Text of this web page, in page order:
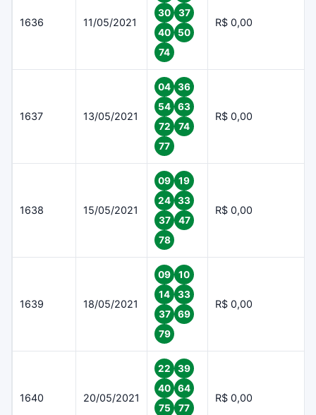
1636 11/05/2021
30
37
40
50
74
R$ 0,00
1637 13/05/2021
04
36
54
63
72
74
77
R$ 0,00
1638 15/05/2021
09
19
24
33
37
47
78
R$ 0,00
1639 18/05/2021
09
10
14
33
37
69
79
R$ 0,00
1640 20/05/2021
22
39
40
64
75
77
R$ 0,00